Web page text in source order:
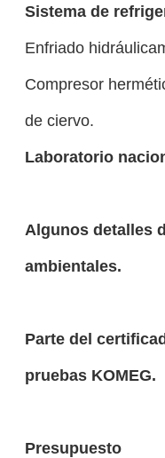
Sistema de
Enfriado
Compresor
de ciervo.
Laboratorio
Algunos detalles
ambientales.
Parte del
pruebas KOMEG.
Presupuesto